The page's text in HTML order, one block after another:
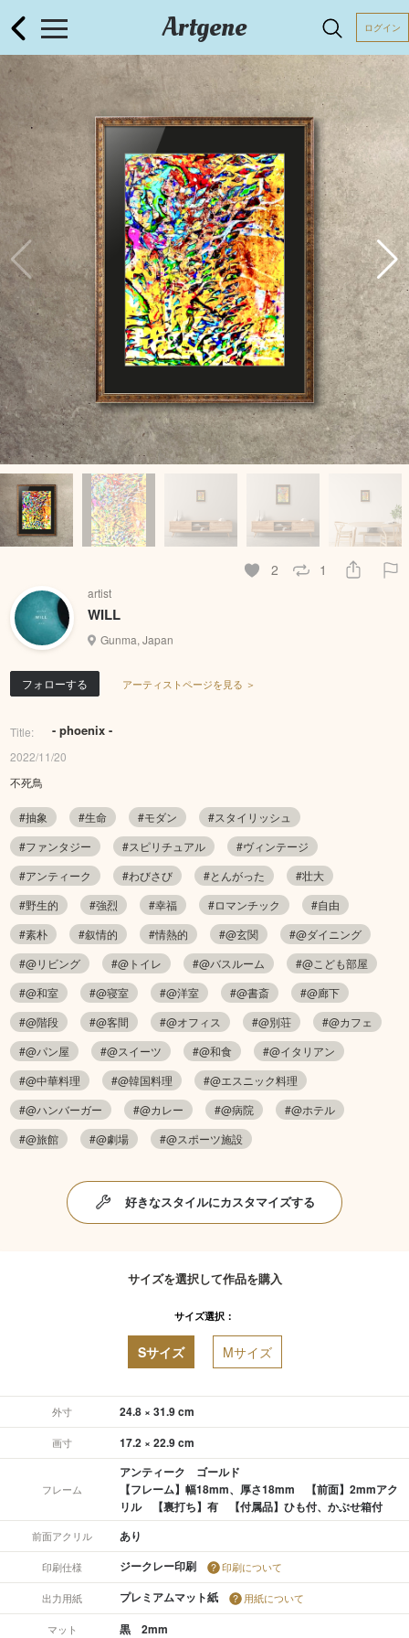
Artgene ログイン
2 1
artist
WILL
Gunma, Japan
フォローする アーティストページを見る ＞
Title: - phoenix -
2022/11/20
不死鳥
#抽象 #生命 #モダン
#スタイリッシュ
#ファンタジー
#スピリチュアル
#ヴィンテージ
#アンティーク
#わびさび #とんがった
#壮大
#野生的
#強烈 #幸福 #ロマンチック
#自由
#素朴
#叙情的 #情熱的 #@玄関
#@ダイニング
#@リビング
#@トイレ #@バスルーム
#@こども部屋
#@和室
#@寝室 #@洋室 #@書斎
#@廊下
#@階段
#@客間 #@オフィス #@別荘
#@カフェ
#@パン屋
#@スイーツ #@和食
#@イタリアン
#@中華料理
#@韓国料理
#@エスニック料理
#@ハンバーガー
#@カレー #@病院
#@ホテル
#@旅館
#@劇場 #@スポーツ施設
好きなスタイルにカスタマイズする
サイズを選択して作品を購入
サイズ選択：
Sサイズ Mサイズ
外寸 24.8 × 31.9 cm
画寸 17.2 × 22.9 cm
フレーム
アンティーク ゴールド
【フレーム】幅18mm、厚さ18mm 【前面】2mmアク
リル 【裏打ち】有 【付属品】ひも付、かぶせ箱付
前面アクリル あり
印刷仕様 ジークレー印刷 印刷について
出力用紙 プレミアムマット紙 用紙について
マット 黒 2mm